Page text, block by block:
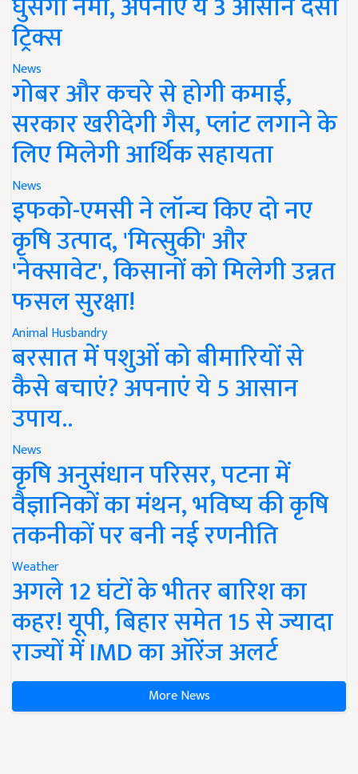
ट्रिक्स
News
गोबर और कचरे से होगी कमाई,
सरकार खरीदेगी गैस, प्लांट लगाने के
लिए मिलेगी आर्थिक सहायता
News
इफको-एमसी ने लॉन्च किए दो नए
कृषि उत्पाद, 'मित्सुकी' और
'नेक्सावेट', किसानों को मिलेगी उन्नत
फसल सुरक्षा!
Animal Husbandry
बरसात में पशुओं को बीमारियों से
कैसे बचाएं? अपनाएं ये 5 आसान
उपाय..
News
कृषि अनुसंधान परिसर, पटना में
वैज्ञानिकों का मंथन, भविष्य की कृषि
तकनीकों पर बनी नई रणनीति
Weather
अगले 12 घंटों के भीतर बारिश का
कहर! यूपी, बिहार समेत 15 से ज्यादा
राज्यों में IMD का ऑरेंज अलर्ट
More News